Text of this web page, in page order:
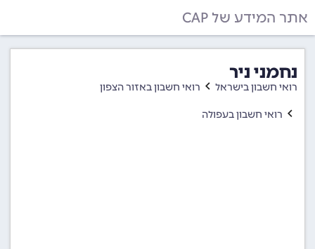
אתר המידע של CAP
נחמני ניר
רואי חשבון בישראל רואי חשבון באזור הצפון
רואי חשבון בעפולה